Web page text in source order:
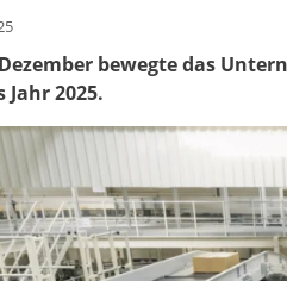
bewegte das
Jahr 2025.